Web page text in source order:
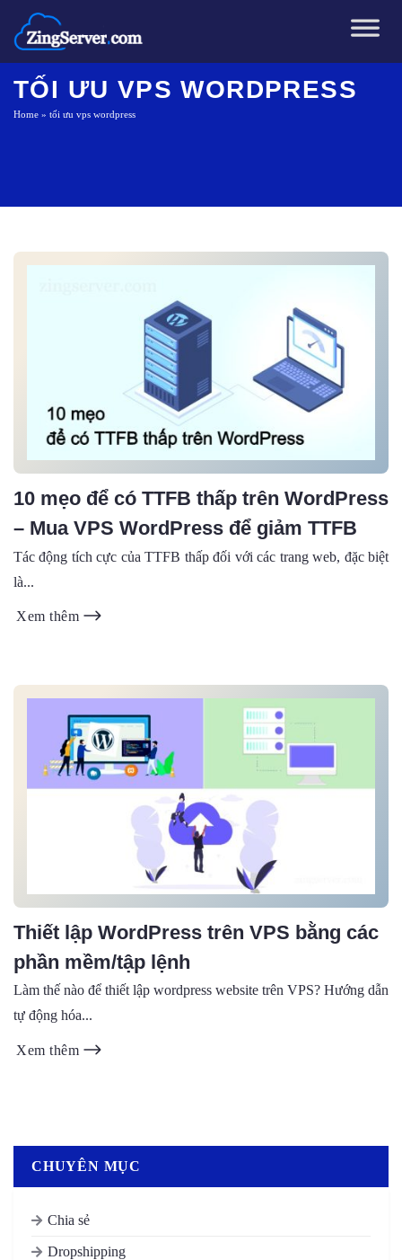
Chuyển
đến
dung
TỐI ƯU VPS WORDPRESS
Home » tối ưu vps wordpress
10 mẹo để có TTFB thấp trên WordPress
– Mua VPS WordPress để giảm TTFB
Tác động tích cực của TTFB thấp đối với các trang web, đặc biệt
là...
Xem thêm
Thiết lập WordPress trên VPS bằng các
phần mềm/tập lệnh
Làm thế nào để thiết lập wordpress website trên VPS? Hướng dẫn
tự động hóa...
Xem thêm
CHUYÊN MỤC
Chia sẻ
Dropshipping